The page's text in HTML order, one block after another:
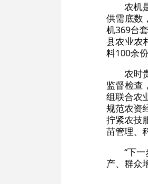
农机
供需底数
机369台
县农业农
料100余
农时
监督检查
组联合农
规范农资
拧紧农技
苗管理、
“下
产、群众